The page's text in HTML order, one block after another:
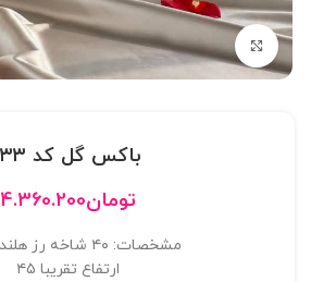
بزرگنمایی تصویر
باکس گل کد ۱۳۳
تومان4.360.200
مشخصات: ۴۰ شاخه رز هلندی قرمز
ارتفاع تقریبا ۴۵